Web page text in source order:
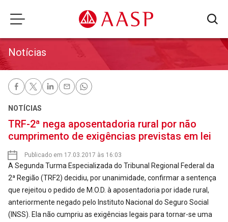
Notícias
NOTÍCIAS
TRF-2ª nega aposentadoria rural por não
cumprimento de exigências previstas em lei
Publicado em 17.03.2017 às 16:03
A Segunda Turma Especializada do Tribunal Regional Federal da
2ª Região (TRF2) decidiu, por unanimidade, confirmar a sentença
que rejeitou o pedido de M.O.D. à aposentadoria por idade rural,
anteriormente negado pelo Instituto Nacional do Seguro Social
(INSS). Ela não cumpriu as exigências legais para tornar-se uma